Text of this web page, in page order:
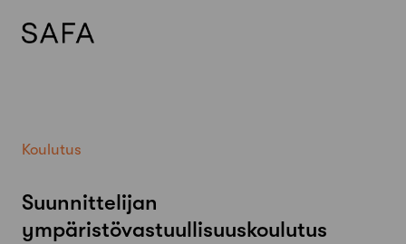
Koulutus
Suunnittelijan
ympäristövastuullisuuskoulutus